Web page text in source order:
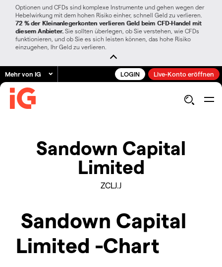
Optionen und CFDs sind komplexe Instrumente und gehen wegen der
Hebelwirkung mit dem hohen Risiko einher, schnell Geld zu verlieren.
72 % der Kleinanlegerkonten verlieren Geld beim CFD-Handel mit
diesem Anbieter. Sie sollten überlegen, ob Sie verstehen, wie CFDs
funktionieren, und ob Sie es sich leisten können, das hohe Risiko
einzugehen, Ihr Geld zu verlieren.
Mehr von IG LOGIN Live-Konto eröffnen
Sandown Capital
Limited
ZCLJ.J
Sandown Capital
Limited -Chart